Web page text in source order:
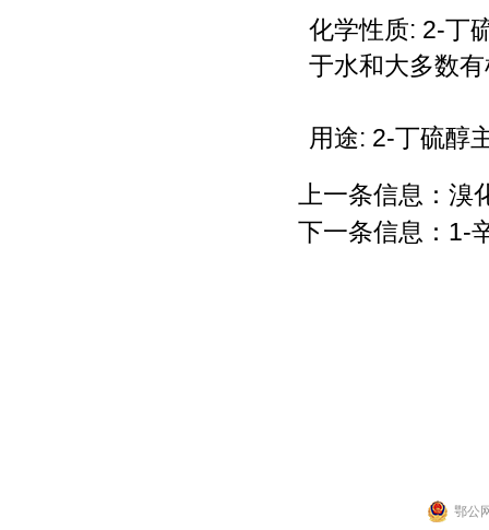
化学性质: 2-丁
于水和大多数
用途: 2-丁硫醇
上一条信息： 溴
下一条信息： 1-
鄂公